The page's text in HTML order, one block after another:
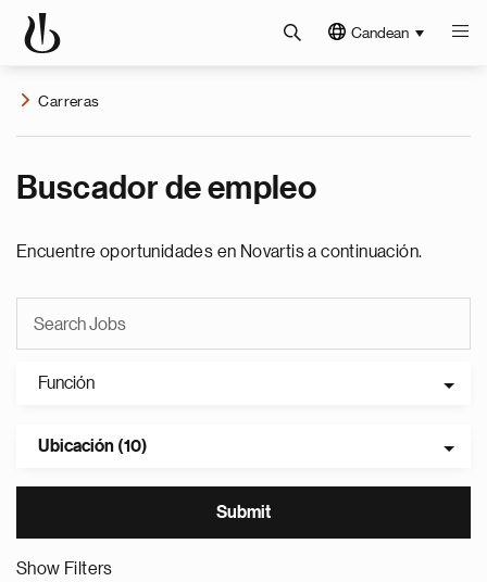
Candean
Carreras
Buscador de empleo
Encuentre oportunidades en Novartis a continuación.
Función
Ubicación (10)
Show Filters